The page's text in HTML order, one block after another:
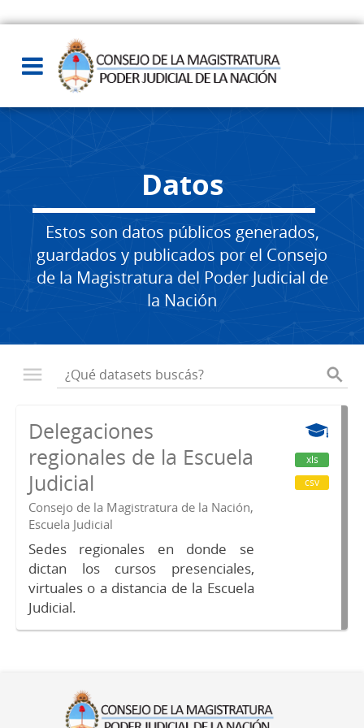
Datos
Estos son datos públicos generados,
guardados y publicados por el Consejo
de la Magistratura del Poder Judicial de
la Nación
Delegaciones
regionales de la Escuela
Judicial
Consejo de la Magistratura de la Nación,
Escuela Judicial
Sedes regionales en donde se
dictan los cursos presenciales,
virtuales o a distancia de la Escuela
Judicial.
xls
csv